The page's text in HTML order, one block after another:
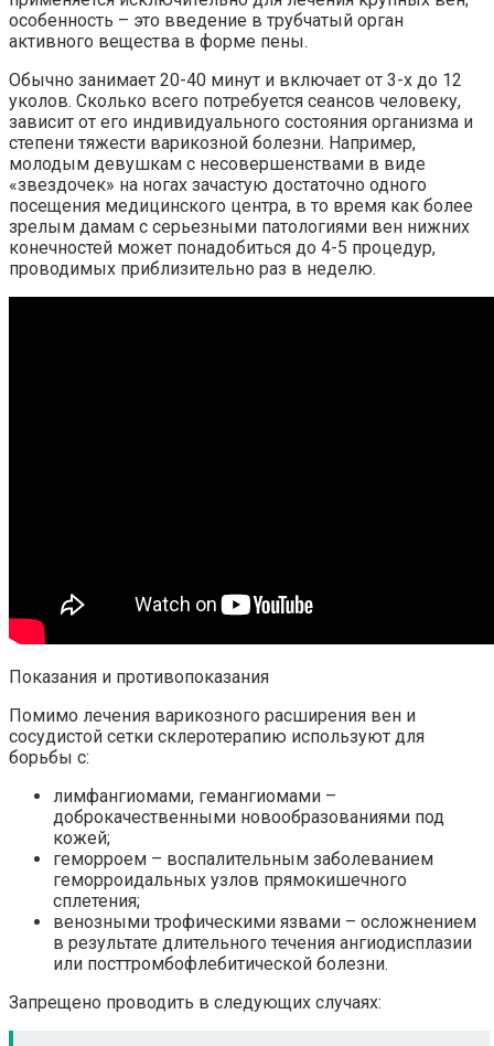
особенность – это введение в трубчатый орган
активного вещества в форме пены.
Обычно занимает 20-40 минут и включает от 3-х до 12
уколов. Сколько всего потребуется сеансов человеку,
зависит от его индивидуального состояния организма и
степени тяжести варикозной болезни. Например,
молодым девушкам с несовершенствами в виде
«звездочек» на ногах зачастую достаточно одного
посещения медицинского центра, в то время как более
зрелым дамам с серьезными патологиями вен нижних
конечностей может понадобиться до 4-5 процедур,
проводимых приблизительно раз в неделю.
Показания и противопоказания
Помимо лечения варикозного расширения вен и
сосудистой сетки склеротерапию используют для
борьбы с:
лимфангиомами, гемангиомами –
доброкачественными новообразованиями под
кожей;
геморроем – воспалительным заболеванием
геморроидальных узлов прямокишечного
сплетения;
венозными трофическими язвами – осложнением
в результате длительного течения ангиодисплазии
или посттромбофлебитической болезни.
Запрещено проводить в следующих случаях: